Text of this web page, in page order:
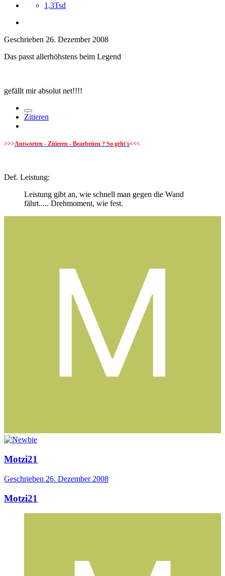
1,3Tsd
Geschrieben 26. Dezember 2008
Das passt allerhöhstens beim Legend
gefällt mir absolut net!!!!
Zitieren
>>>Antworten - Zitieren - Bearbeiten ? So geht's<<<
Def. Leistung:
Leistung gibt an, wie schnell man gegen die Wand
fährt..... Drehmoment, wie fest.
Motzi21
Geschrieben 26. Dezember 2008
Motzi21